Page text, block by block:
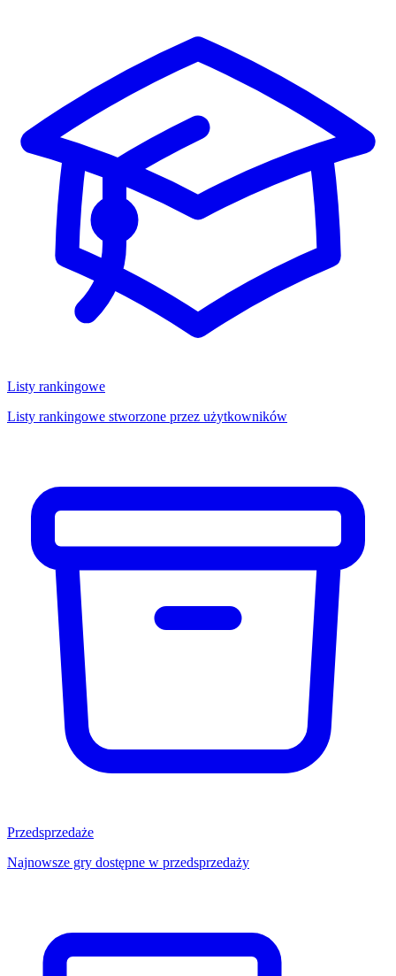
Listy rankingowe
Listy rankingowe stworzone przez użytkowników
Przedsprzedaże
Najnowsze gry dostępne w przedsprzedaży